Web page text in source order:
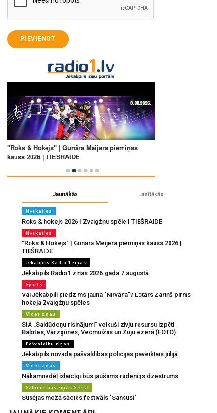
PIEVIENOT
Jaunākās Lasītākās
Noskaties
Roks & hokejs 2026 | Zvaigžņu spēle | TIEŠRAIDE
Noskaties
"Roks & Hokejs" | Gunāra Meijera piemiņas kauss 2026 |
TIEŠRAIDE
Jēkabpils Radio 1 ziņas
Jēkabpils Radio1 ziņas 2026.gada 7.augustā
Sports
Vai Jēkabpilī piedzims jauna "Nirvāna"? Lotārs Zariņš pirms
hokeja Zvaigžņu spēles
Vides ziņas
SIA „Saldūdeņu risinājumi” veikuši zivju resursu izpēti
Baļotes, Vārzgūnes, Vecmuižas un Zuju ezerā (FOTO)
Pašvaldību ziņas
Jēkabpils novada pašvaldības policijas paveiktais jūlijā
Vides ziņas
Nākamnedēļ īslaicīgi būs jaušams rudenīgs dzestrums
Sabiedrības ziņas Sēlijā
Susējas mežā sācies festivāls "Sansusī"